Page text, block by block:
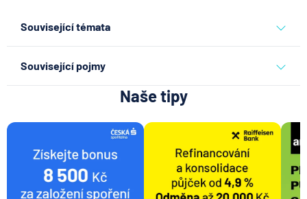
Související témata
Související pojmy
Naše tipy